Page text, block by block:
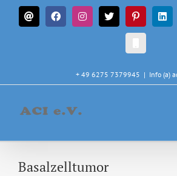
Zum
InhaltE-
Mail
FacebookInstagram
X Pinterest
IN
+ 49 6275 7379945 | Info (a)
Basalzelltumor